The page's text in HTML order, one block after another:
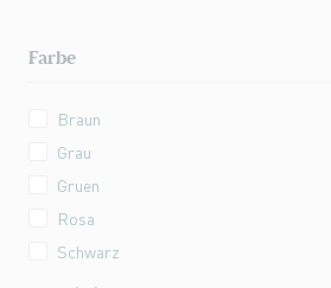
Farbe
Braun
Grau
Gruen
Rosa
Schwarz